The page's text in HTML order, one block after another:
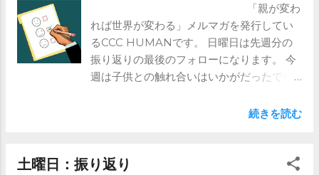
とをとても誉めてくれた記憶があります。
友達も小さなことに驚き、 それを発表する
ように促します。 自己表現をする教育が
そこにはありました。 例えば、体育の授
業です。 ⇒これより先はメルマガで ※ブ
います。 全文は是非メルマガをご登録く
「親が変わ
れば世界が変わる」メルマガを発行してい
るCCC HUMANです。 日曜日は先週分の
振り返りの最後のフォローになります。 今
週は子供との触れ合いはいかがだったでし
の結果が子供に反映されれば、 世界は変わ
human.com/mail-magazine
続きを読む
土曜日：振り返り